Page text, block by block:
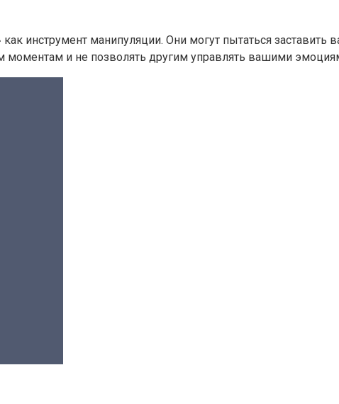
инструмент манипуляции. Они могут пытаться заставить
моментам и не позволять другим управлять вашими